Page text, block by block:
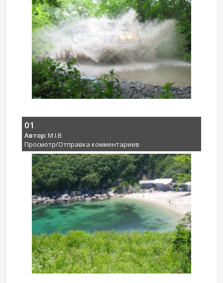
01
Автор:M.I.B
Просмотр/Отправка комментариев